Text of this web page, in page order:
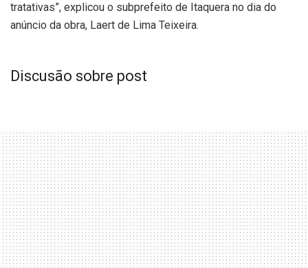
tratativas”, explicou o subprefeito de Itaquera no dia do
anúncio da obra, Laert de Lima Teixeira.
Discusão sobre post